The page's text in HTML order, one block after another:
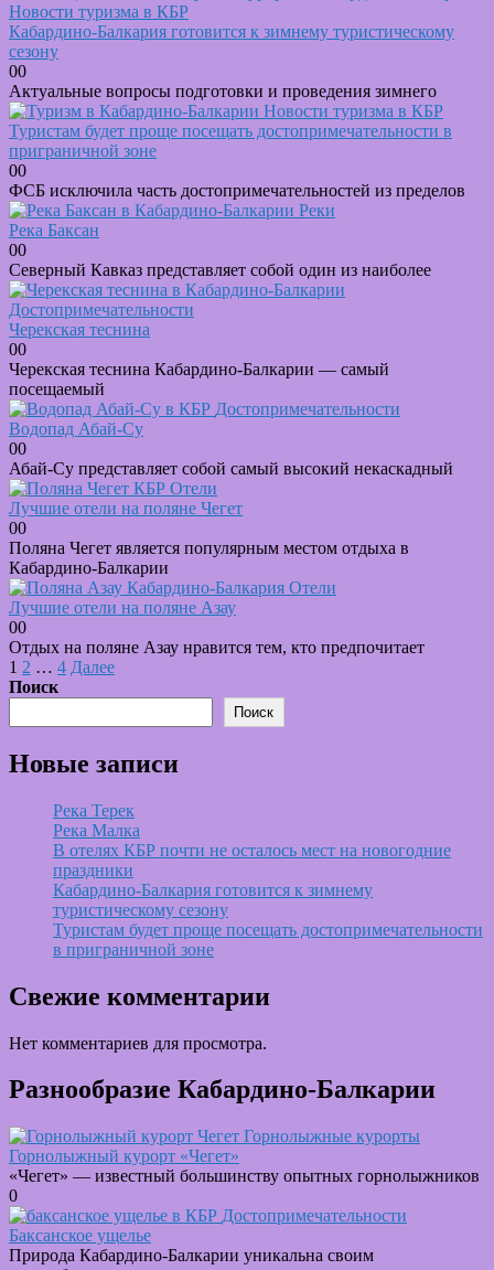
Новости туризма в КБР
Кабардино-Балкария готовится к зимнему туристическому
сезону
00
Актуальные вопросы подготовки и проведения зимнего
Новости туризма в КБР
Туристам будет проще посещать достопримечательности в
приграничной зоне
00
ФСБ исключила часть достопримечательностей из пределов
Реки
Река Баксан
00
Северный Кавказ представляет собой один из наиболее
Достопримечательности
Черекская теснина
00
Черекская теснина Кабардино-Балкарии — самый
посещаемый
Достопримечательности
Водопад Абай-Су
00
Абай-Су представляет собой самый высокий некаскадный
Отели
Лучшие отели на поляне Чегет
00
Поляна Чегет является популярным местом отдыха в
Кабардино-Балкарии
Отели
Лучшие отели на поляне Азау
00
Отдых на поляне Азау нравится тем, кто предпочитает
Пагинация
записей
1 2 … 4 Далее
Поиск
Поиск
Новые записи
Река Терек
Река Малка
В отелях КБР почти не осталось мест на новогодние
праздники
Кабардино-Балкария готовится к зимнему
туристическому сезону
Туристам будет проще посещать достопримечательности
в приграничной зоне
Свежие комментарии
Нет комментариев для просмотра.
Разнообразие Кабардино-Балкарии
Горнолыжные курорты
Горнолыжный курорт «Чегет»
«Чегет» — известный большинству опытных горнолыжников
0
Достопримечательности
Баксанское ущелье
Природа Кабардино-Балкарии уникальна своим